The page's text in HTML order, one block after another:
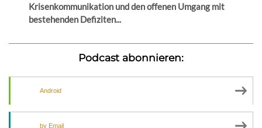
Krisenkommunikation und den offenen Umgang mit
bestehenden Defiziten...
Podcast abonnieren:
Android
by Email